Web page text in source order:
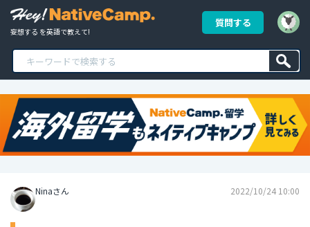
妄想する を英語で教えて!
質問する
Ninaさん 2022/10/24 10:00